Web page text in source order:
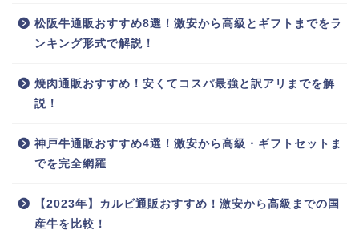
松阪牛通販おすすめ8選！激安から高級とギフトまでをラ
ンキング形式で解説！
焼肉通販おすすめ！安くてコスパ最強と訳アリまでを解
説！
神戸牛通販おすすめ4選！激安から高級・ギフトセットま
でを完全網羅
【2023年】カルビ通販おすすめ！激安から高級までの国
産牛を比較！